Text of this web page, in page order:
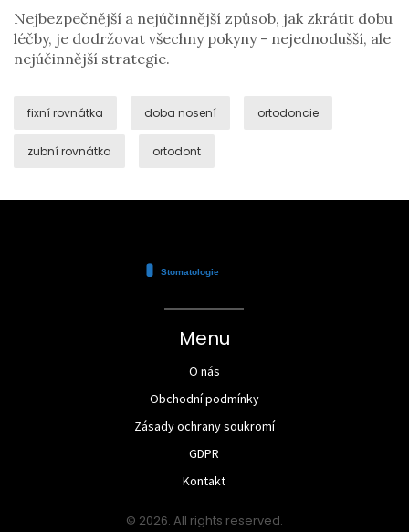
Nejbezpečnější a nejúčinnější způsob, jak zkrátit dobu
léčby, je dodržovat všechny pokyny - nejednodušší, ale
nejúčinnější strategie.
fixní rovnátka doba nosení ortodoncie
zubní rovnátka ortodont
Menu
O nás
Obchodní podmínky
Zásady ochrany soukromí
GDPR
Kontakt
© 2026. All rights reserved.